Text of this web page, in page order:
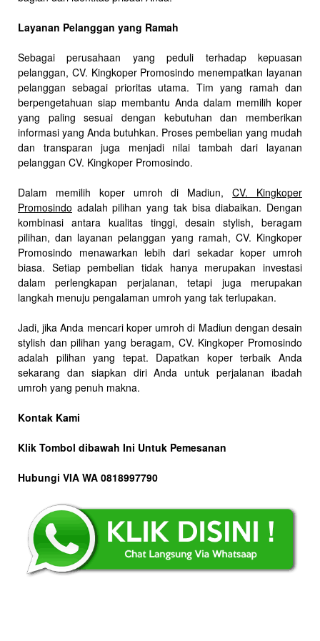
Layanan Pelanggan yang Ramah
Sebagai perusahaan yang peduli terhadap kepuasan
pelanggan, CV. Kingkoper Promosindo menempatkan layanan
pelanggan sebagai prioritas utama. Tim yang ramah dan
berpengetahuan siap membantu Anda dalam memilih koper
yang paling sesuai dengan kebutuhan dan memberikan
informasi yang Anda butuhkan. Proses pembelian yang mudah
dan transparan juga menjadi nilai tambah dari layanan
pelanggan CV. Kingkoper Promosindo.
Dalam memilih koper umroh di Madiun,CV. Kingkoper
Promosindo adalah pilihan yang tak bisa diabaikan. Dengan
kombinasi antara kualitas tinggi, desain stylish, beragam
pilihan, dan layanan pelanggan yang ramah, CV. Kingkoper
Promosindo menawarkan lebih dari sekadar koper umroh
biasa. Setiap pembelian tidak hanya merupakan investasi
dalam perlengkapan perjalanan, tetapi juga merupakan
langkah menuju pengalaman umroh yang tak terlupakan.
Jadi, jika Anda mencari koper umroh di Madiun dengan desain
stylish dan pilihan yang beragam, CV. Kingkoper Promosindo
adalah pilihan yang tepat. Dapatkan koper terbaik Anda
sekarang dan siapkan diri Anda untuk perjalanan ibadah
umroh yang penuh makna.
Kontak Kami
Klik Tombol dibawah Ini Untuk Pemesanan
Hubungi VIA WA 0818997790